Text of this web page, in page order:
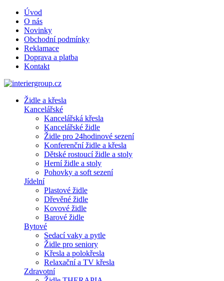
Úvod
O nás
Novinky
Obchodní podmínky
Reklamace
Doprava a platba
Kontakt
Židle a křesla
Kancelářské
Kancelářská křesla
Kancelářské židle
Židle pro 24hodinové sezení
Konferenční židle a křesla
Dětské rostoucí židle a stoly
Herní židle a stoly
Pohovky a soft sezení
Jídelní
Plastové židle
Dřevěné židle
Kovové židle
Barové židle
Bytové
Sedací vaky a pytle
Židle pro seniory
Křesla a polokřesla
Relaxační a TV křesla
Zdravotní